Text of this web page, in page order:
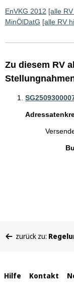
EnVKG 2012 [alle
MinÖlDatG [alle RV
Zu diesem RV
befinden
zurück zu:
Interne
Hilfe Kontakt